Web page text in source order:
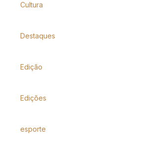
Cultura
Destaques
Edição
Edições
esporte